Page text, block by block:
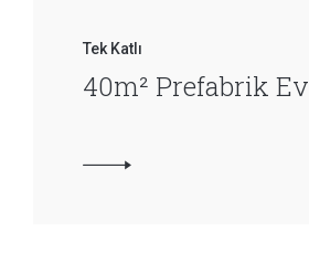
Tek Katlı
40m² Prefabrik Ev